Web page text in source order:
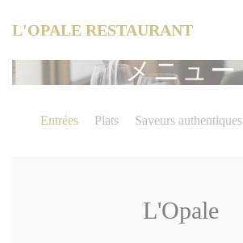
L'OPALE RESTAURANT
メニュー
Entrées Plats Saveurs authentiques
L'Opale